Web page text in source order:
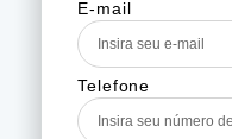
E-mail
Telefone